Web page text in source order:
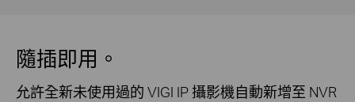
隨插即用。
允許全新未使用過的 VIGI IP 攝影機自動新增至 NVR